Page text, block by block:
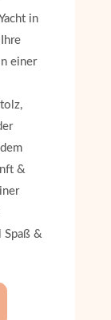
in
einer
&
Spaß &